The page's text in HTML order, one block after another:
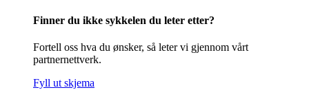
Finner du ikke sykkelen du leter etter?
Fortell oss hva du ønsker, så leter vi gjennom vårt
partnernettverk.
Fyll ut skjema